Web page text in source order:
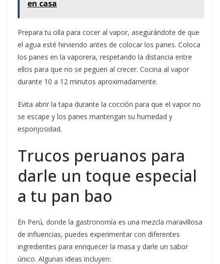
en casa
Prepara tu olla para cocer al vapor, asegurándote de que
el agua esté hirviendo antes de colocar los panes. Coloca
los panes en la vaporera, respetando la distancia entre
ellos para que no se peguen al crecer. Cocina al vapor
durante 10 a 12 minutos aproximadamente.
Evita abrir la tapa durante la cocción para que el vapor no
se escape y los panes mantengan su humedad y
esponjosidad.
Trucos peruanos para
darle un toque especial
a tu pan bao
En Perú, donde la gastronomía es una mezcla maravillosa
de influencias, puedes experimentar con diferentes
ingredientes para enriquecer la masa y darle un sabor
único. Algunas ideas incluyen: